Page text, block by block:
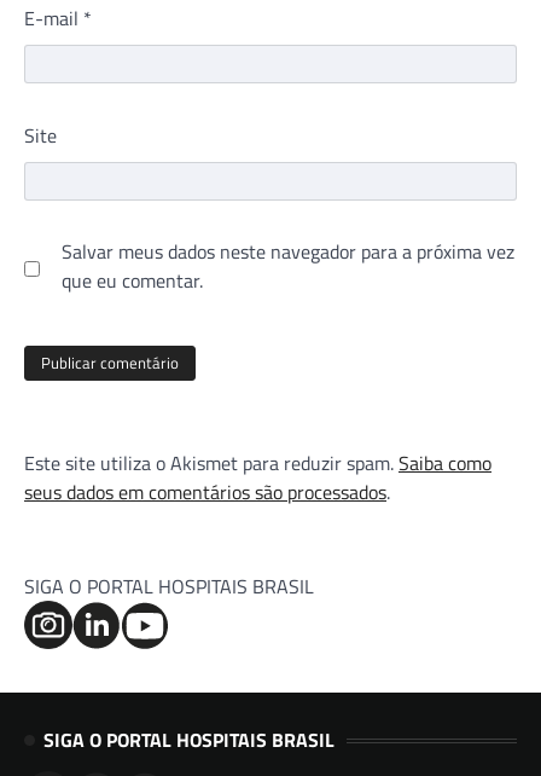
E-mail *
Site
Salvar meus dados neste navegador para a próxima vez
que eu comentar.
Este site utiliza o Akismet para reduzir spam.Saiba como
seus dados em comentários são processados.
SIGA O PORTAL HOSPITAIS BRASIL
SIGA O PORTAL HOSPITAIS BRASIL